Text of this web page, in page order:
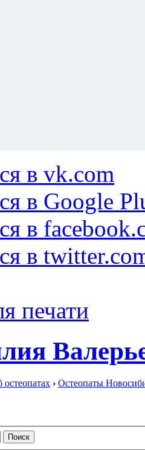
в vk.com
в Google
в
в
печати
› Остеопаты